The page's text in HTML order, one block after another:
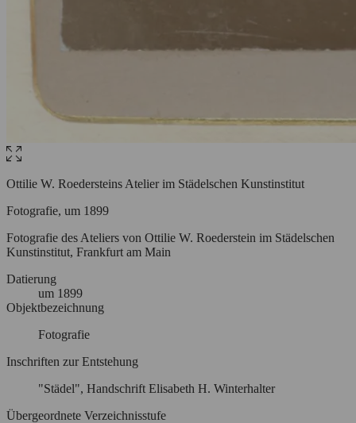
Ottilie W. Roedersteins Atelier im Städelschen Kunstinstitut
Fotografie, um 1899
Fotografie des Ateliers von Ottilie W. Roederstein im Städelschen
Kunstinstitut, Frankfurt am Main
Datierung
um 1899
Objektbezeichnung
Fotografie
Inschriften zur Entstehung
"Städel", Handschrift Elisabeth H. Winterhalter
Übergeordnete Verzeichnisstufe